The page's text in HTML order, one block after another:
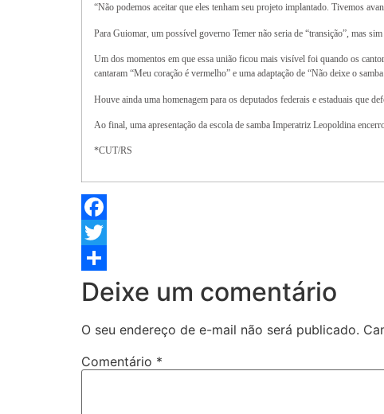
“Não podemos aceitar que eles tenham seu projeto implantado. Tivemos
Para Guiomar, um possível governo Temer não seria de “transição”, mas
Um dos momentos em que essa união ficou mais visível foi quando os
cantaram “Meu coração é vermelho” e uma adaptação de “Não deixe o
Houve ainda uma homenagem para os deputados federais e estaduais que
Ao final, uma apresentação da escola de samba Imperatriz Leopoldina
*CUT/RS
Facebook
Twitter
Share
Deixe um comentário
O seu endereço de e-mail não será publicado.
Comentário *